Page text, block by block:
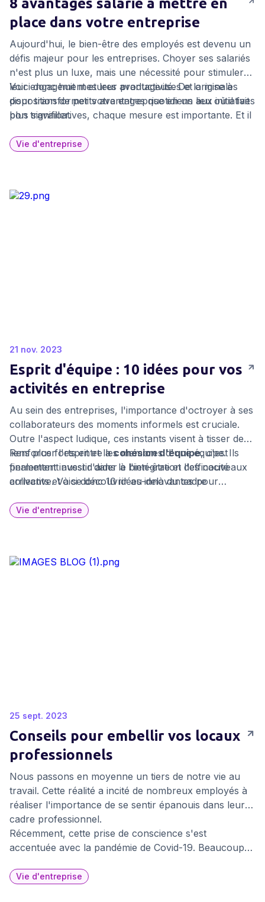
8 avantages salarié à mettre en
place dans votre entreprise
Aujourd'hui, le bien-être des employés est devenu un
défis majeur pour les entreprises. Choyer ses salariés
n'est plus un luxe, mais une nécessité pour stimuler
leur engagement et leur productivité. De la mise à
disposition de petits avantages quotidiens aux initiatives
plus significatives, chaque mesure est importante. Et il
mais aussi de créer une culture d'entreprise où
Voici donc huit mesures avantageuses et originales
pour transformer votre entreprise en un lieu où il fait
bon travailler.
Vie d'entreprise
21 nov. 2023
Esprit d'équipe : 10 idées pour vos
activités en entreprise
Au sein des entreprises, l'importance d'octroyer à ses
collaborateurs des moments informels est cruciale.
Outre l'aspect ludique, ces instants visent à tisser des
liens plus forts entre les membres d'une équipe. Ils
permettent aussi d'aider à l'intégration des nouveaux
arrivants et à se découvrir au-delà du cadre
Renforcer l'esprit et lacohésion d'équipe, c'est
finalement investir dans le bien-être et l'efficacité
collective. Voici donc 10 idées innovantes pour
Vie d'entreprise
25 sept. 2023
Conseils pour embellir vos locaux
professionnels
Nous passons en moyenne un tiers de notre vie au
travail. Cette réalité a incité de nombreux employés à
réaliser l'importance de se sentir épanouis dans leur
cadre professionnel.
Récemment, cette prise de conscience s'est
accentuée avec la pandémie de Covid-19. Beaucoup
télétravail, éprouvent désormais le désir de retrouver
Vie d'entreprise